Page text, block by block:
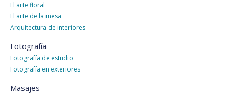
El arte floral
El arte de la mesa
Arquitectura de interiores
Fotografía
Fotografía de estudio
Fotografía en exteriores
Masajes